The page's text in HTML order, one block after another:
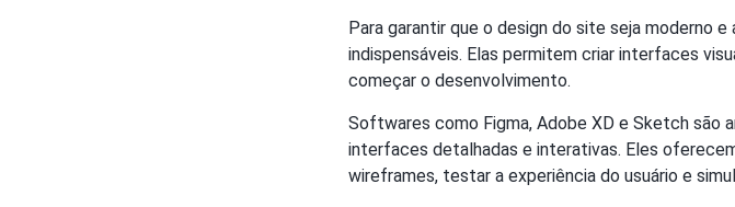
Para garantir que o design do site seja moderno
indispensáveis. Elas permitem criar interfaces
começar o desenvolvimento.
Softwares como Figma, Adobe XD e Sketch são
interfaces detalhadas e interativas. Eles
wireframes, testar a experiência do usuário e